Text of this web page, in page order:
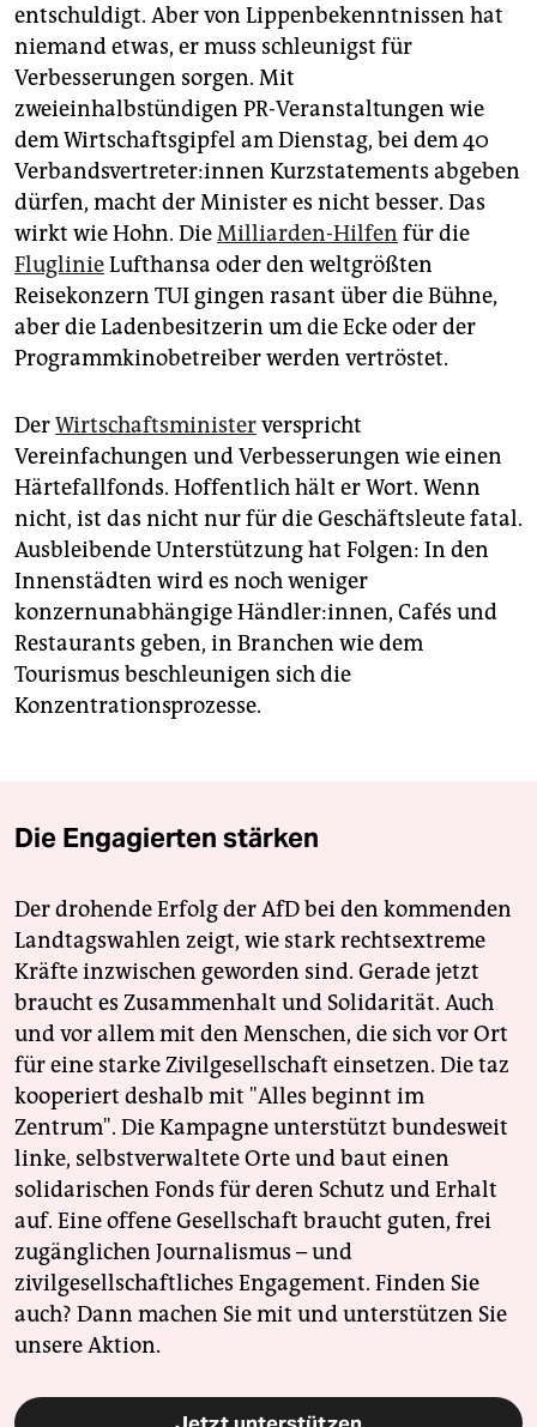
entschuldigt. Aber von Lippenbekenntnissen hat
niemand etwas, er muss schleunigst für
Verbesserungen sorgen. Mit
zweieinhalbstündigen PR-Veranstaltungen wie
dem Wirtschaftsgipfel am Dienstag, bei dem 40
Ver­bands­ver­tre­te­r:in­nen Kurzstatements abgeben
dürfen, macht der Minister es nicht besser. Das
wirkt wie Hohn. DieMilliarden-Hilfen für die
FluglinieLufthansa oder den weltgrößten
Reisekonzern TUI gingen rasant über die Bühne,
aber die Ladenbesitzerin um die Ecke oder der
Programmkinobetreiber werden vertröstet.
DerWirtschaftsministerverspricht
Vereinfachungen und Verbesserungen wie einen
Härtefallfonds. Hoffentlich hält er Wort. Wenn
nicht, ist das nicht nur für die Geschäftsleute fatal.
Ausbleibende Unterstützung hat Folgen: In den
Innenstädten wird es noch weniger
konzernunabhängige Händler:innen, Cafés und
Restaurants geben, in Branchen wie dem
Tourismus beschleunigen sich die
Konzentrationsprozesse.
Die Engagierten stärken
Der drohende Erfolg der AfD bei den kommenden
Landtagswahlen zeigt, wie stark rechtsextreme
Kräfte inzwischen geworden sind. Gerade jetzt
braucht es Zusammenhalt und Solidarität. Auch
und vor allem mit den Menschen, die sich vor Ort
für eine starke Zivilgesellschaft einsetzen. Die taz
kooperiert deshalb mit "Alles beginnt im
Zentrum". Die Kampagne unterstützt bundesweit
linke, selbstverwaltete Orte und baut einen
solidarischen Fonds für deren Schutz und Erhalt
auf. Eine offene Gesellschaft braucht guten, frei
zugänglichen Journalismus – und
zivilgesellschaftliches Engagement. Finden Sie
auch? Dann machen Sie mit und unterstützen Sie
unsere Aktion.